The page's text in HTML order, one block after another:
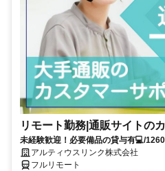
リモート勤務|通販サイトの
未経験歓迎！必要備品の貸与有💻/
アルティウスリンク株式会社
フルリモート